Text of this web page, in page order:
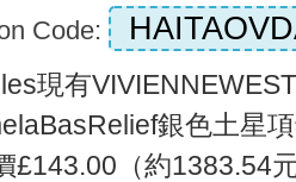
Code:
現有
銀色土星
£143.00（約1383.54